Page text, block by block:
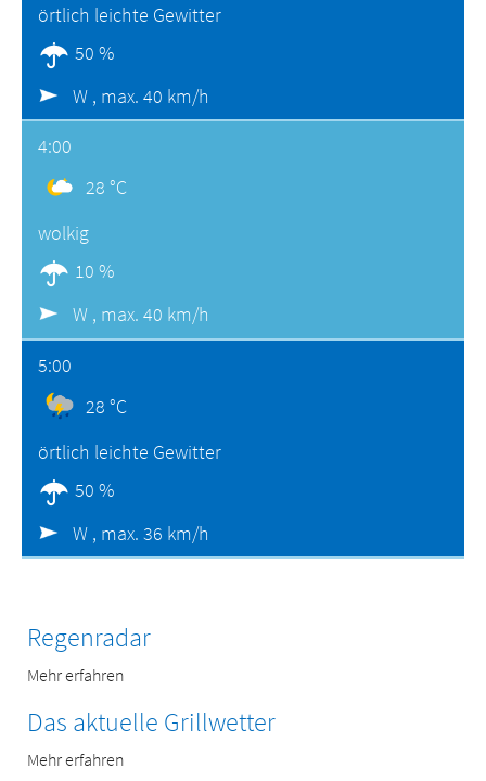
örtlich leichte Gewitter
50 %
W , max. 40 km/h
4:00
28 °C
wolkig
10 %
W , max. 40 km/h
5:00
28 °C
örtlich leichte Gewitter
50 %
W , max. 36 km/h
Regenradar
Mehr erfahren
Das aktuelle Grillwetter
Mehr erfahren